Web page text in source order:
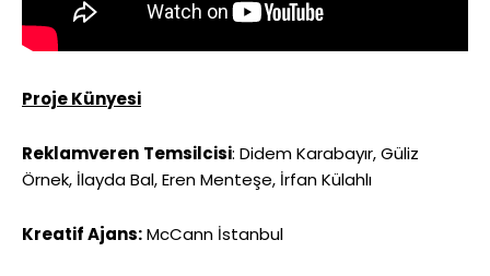
Proje Künyesi
Reklamveren Temsilcisi: Didem Karabayır, Güliz
Örnek, İlayda Bal, Eren Menteşe, İrfan Külahlı
Kreatif Ajans:McCann İstanbul